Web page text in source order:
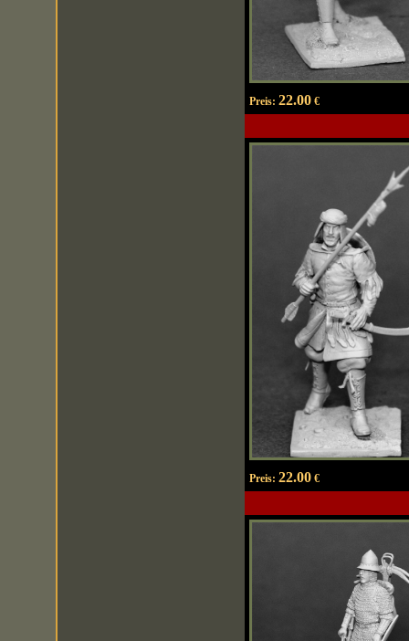
Preis: 22.00€
Preis: 22.00€